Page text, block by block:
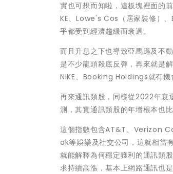
實也可想而知啦，這板塊裡面的
KE、Lowe's Cos（居家裝修
乎都受到經濟趨緩而衰退。
而且升息之下也導致亞馬遜及不
是不少龍頭殺底反彈，再來就是
NIKE、Booking Holdings就有機
再來通訊類股，同樣從2022年衰
測，其實通訊類股的年增根本也
這個指數包含AT&T、Verizon
ok等娛樂及社交公司，這就相當
就能解釋為何穩定獲利的通訊類
求持續高漲，基本上網路通訊也